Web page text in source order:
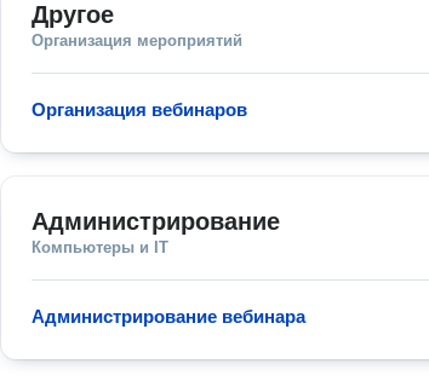
Другое
Организация мероприятий
Организация вебинаров
Администрирование
Компьютеры и IT
Администрирование вебинара